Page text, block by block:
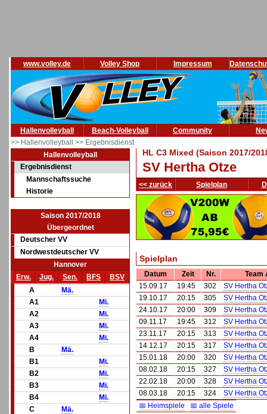
www.volley.de Volley Shop Impressum
Hallenvolleyball Beach-Volleyball Community
>> Hallenvolleyball >> Ergebnisdienst
Hallenvolleyball
Ergebnisdienst
Mannschaftssuche
Historie
Saison 2017/2018
Übergeordnet
Deutscher VV
Nordwestdeutscher VV
Hannover
Erw.
Jug. Sen. BFS
BSV
A
Mä.
A1
Mi.
A2
Mi.
A3
Mi.
A4
Mi.
B
Mä.
B1
Mi.
B2
Mi.
B3
Mi.
B4
Mi.
C
Mä.
HL C3 Mixed (Saison 2017/
SV Hertha Otze
<< zurück Spielplan
Spielplan
Datum Zeit Nr.
Team
15.09.17
19:45 302
SV Hertha
19.10.17
20:15 305
SV Hertha
24.10.17
20:00 309
SV Hertha
09.11.17
19:45 312
SV Hertha
23.11.17
20:15 313
SV Hertha
14.12.17
20:15 317
SV Hertha
15.01.18
20:00 320
SV Hertha
08.02.18
20:15 327
SV Hertha
22.02.18
20:00 328
SV Hertha
08.03.18
20:15 324
SV Hertha
📅 Heimspiele
📅 alle Spiele